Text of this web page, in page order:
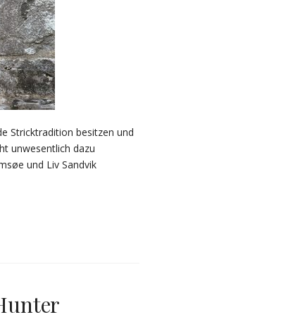
Stricktradition besitzen und
unwesentlich dazu
und Liv Sandvik